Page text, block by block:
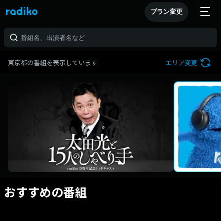
プラン変更
東京都の番組を表示しています エリア変更
おすすめの番組